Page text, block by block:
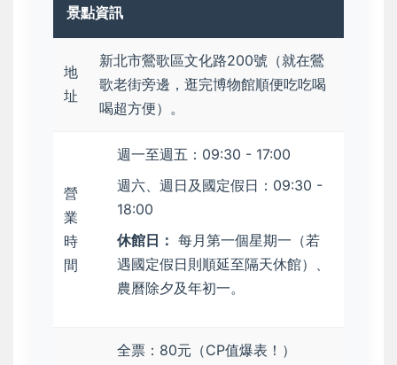
景點資訊
地
址
新北市鶯歌區文化路200號（就在鶯
歌老街旁邊，逛完博物館順便吃吃喝
喝超方便）。
營
業
時
間
週一至週五：09:30 - 17:00
週六、週日及國定假日：09:30 -
18:00
休館日： 每月第一個星期一（若
遇國定假日則順延至隔天休館）、
農曆除夕及年初一。
全票：80元（CP值爆表！）